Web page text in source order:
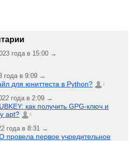
года в 15:00 →
года в 9:09 →
для юниттеста в Python? 2
года в 2:09 →
как получить GPG-ключ и
apt?
6
года в 8:31 →
провела первое учредительное